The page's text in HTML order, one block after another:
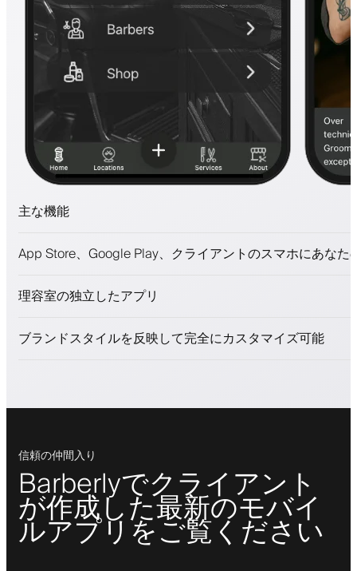
主な機能
支払い、保証金
ロイヤリティプログラムでクライアントを引きつける
プッシュ、SMS、メール通知
App Store、Google Play、クライアントのスマホにあなた
理容室の独立したアプリ
ブランドスタイルを反映して完全にカスタマイズ可能
信頼の仲間入り
Barberlyでクライアント
が作成した最新のモバイ
ルアプリをご覧ください